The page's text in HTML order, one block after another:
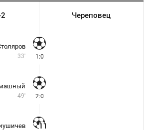
Череповец
33' 1:0
49' 2:0